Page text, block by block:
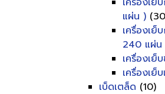
แผ่น )
เครื่องเย็
240 แผ่น
เครื่องเย็
เครื่องเย็
เบ็ดเตล็ด (10)